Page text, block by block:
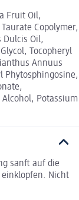
Fruit Oil,
Copolymer,
Dulcis Oil,
Tocopheryl
Annuus
Phytosphingosine,
Alcohol, Potassium
sanft auf die
Nicht